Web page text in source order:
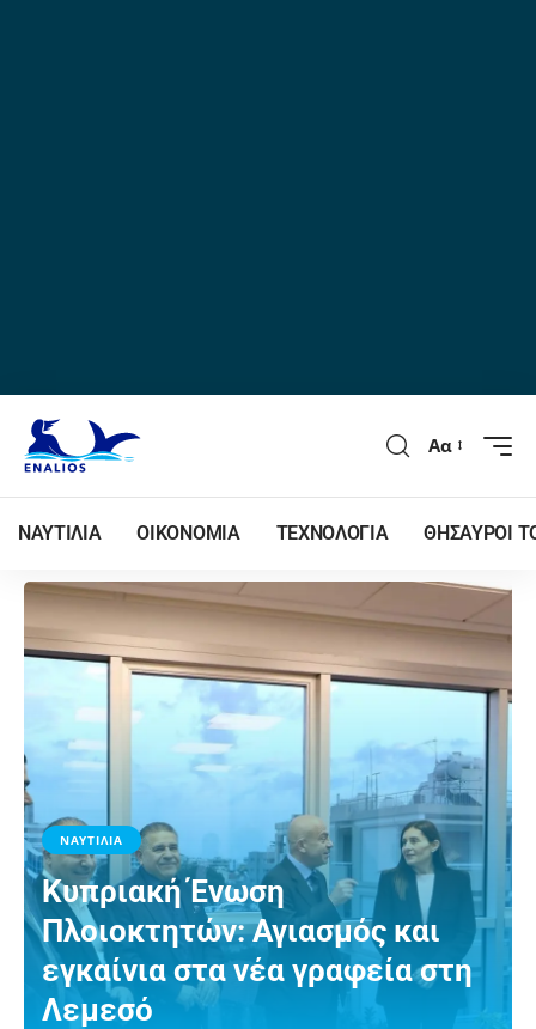
Αα
ΝΑΥΤΙΛΙΑ ΟΙΚΟΝΟΜΙΑ ΤΕΧΝΟΛΟΓΙΑ ΘΗΣΑΥΡΟΙ
ΝΑΥΤΙΛΙΑ
Κυπριακή Ένωση
Πλοιοκτητών: Αγιασμός και
εγκαίνια στα νέα γραφεία στη
Λεμεσό